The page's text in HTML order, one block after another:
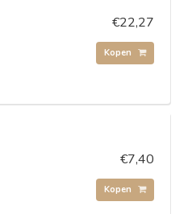
€22,27
Kopen
€7,40
Kopen